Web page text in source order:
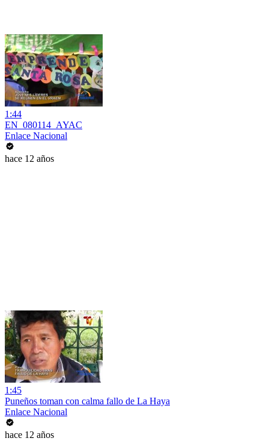
1:44
EN_080114_AYAC
Enlace Nacional
hace 12 años
1:45
Puneños toman con calma fallo de La Haya
Enlace Nacional
hace 12 años